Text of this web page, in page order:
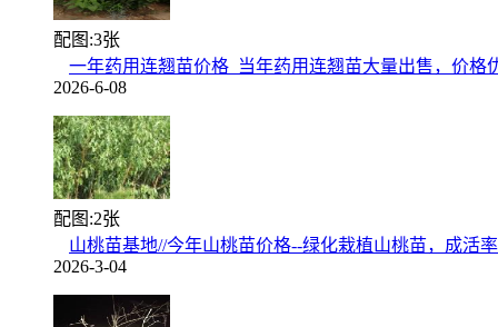
配图:3张
一年药用连翘苗价格_当年药用连翘苗大量出售，价格
2026-6-08
配图:2张
山桃苗基地//今年山桃苗价格--绿化栽植山桃苗，成活
2026-3-04